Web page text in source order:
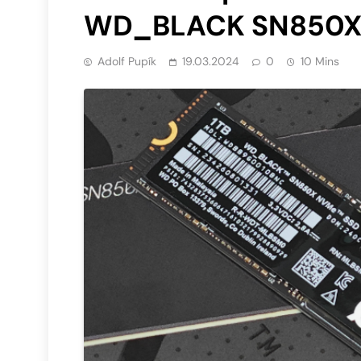
WD_BLACK
Adolf Pupík 19.03.2024 0 10 Mins